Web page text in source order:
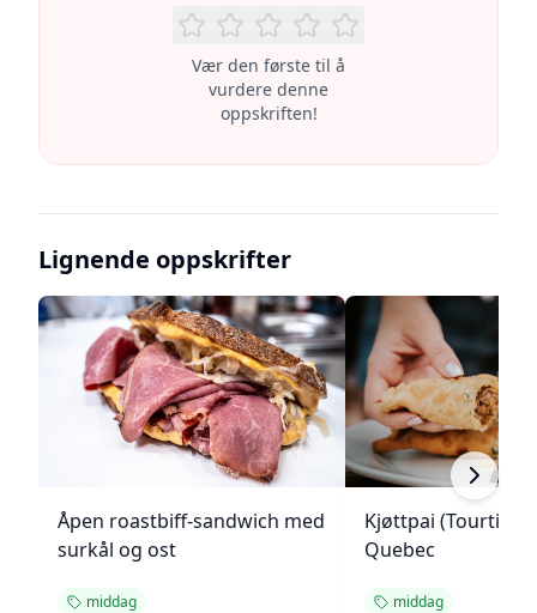
Vær den første til å
vurdere denne
oppskriften!
Lignende oppskrifter
Åpen roastbiff-sandwich med
surkål og ost
middag
Kjøttpai
Quebec
middag